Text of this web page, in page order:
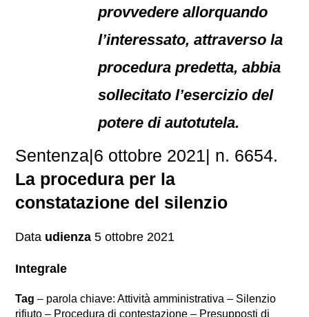
provvedere allorquando
l’interessato, attraverso la
procedura predetta, abbia
sollecitato l’esercizio del
potere di autotutela.
Sentenza|6 ottobre 2021| n. 6654.
La procedura per la
constatazione del silenzio
Data udienza 5 ottobre 2021
Integrale
Tag – parola chiave: Attività amministrativa – Silenzio
rifiuto – Procedura di contestazione – Presupposti di